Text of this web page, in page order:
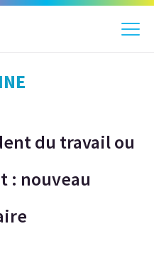
du travail ou
: nouveau